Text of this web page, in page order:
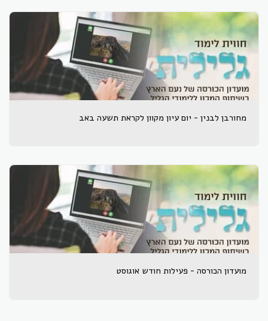
מחורבן לבנין - יום עיון מקוון לקראת תשעה באב
מועדון הכורסה - פעילות חודש אוגוסט